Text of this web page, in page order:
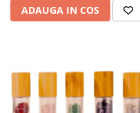
ADAUGA IN COS